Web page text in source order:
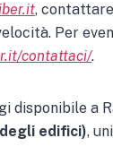
,
Per
contattaci/.
disponibile a
edifici),